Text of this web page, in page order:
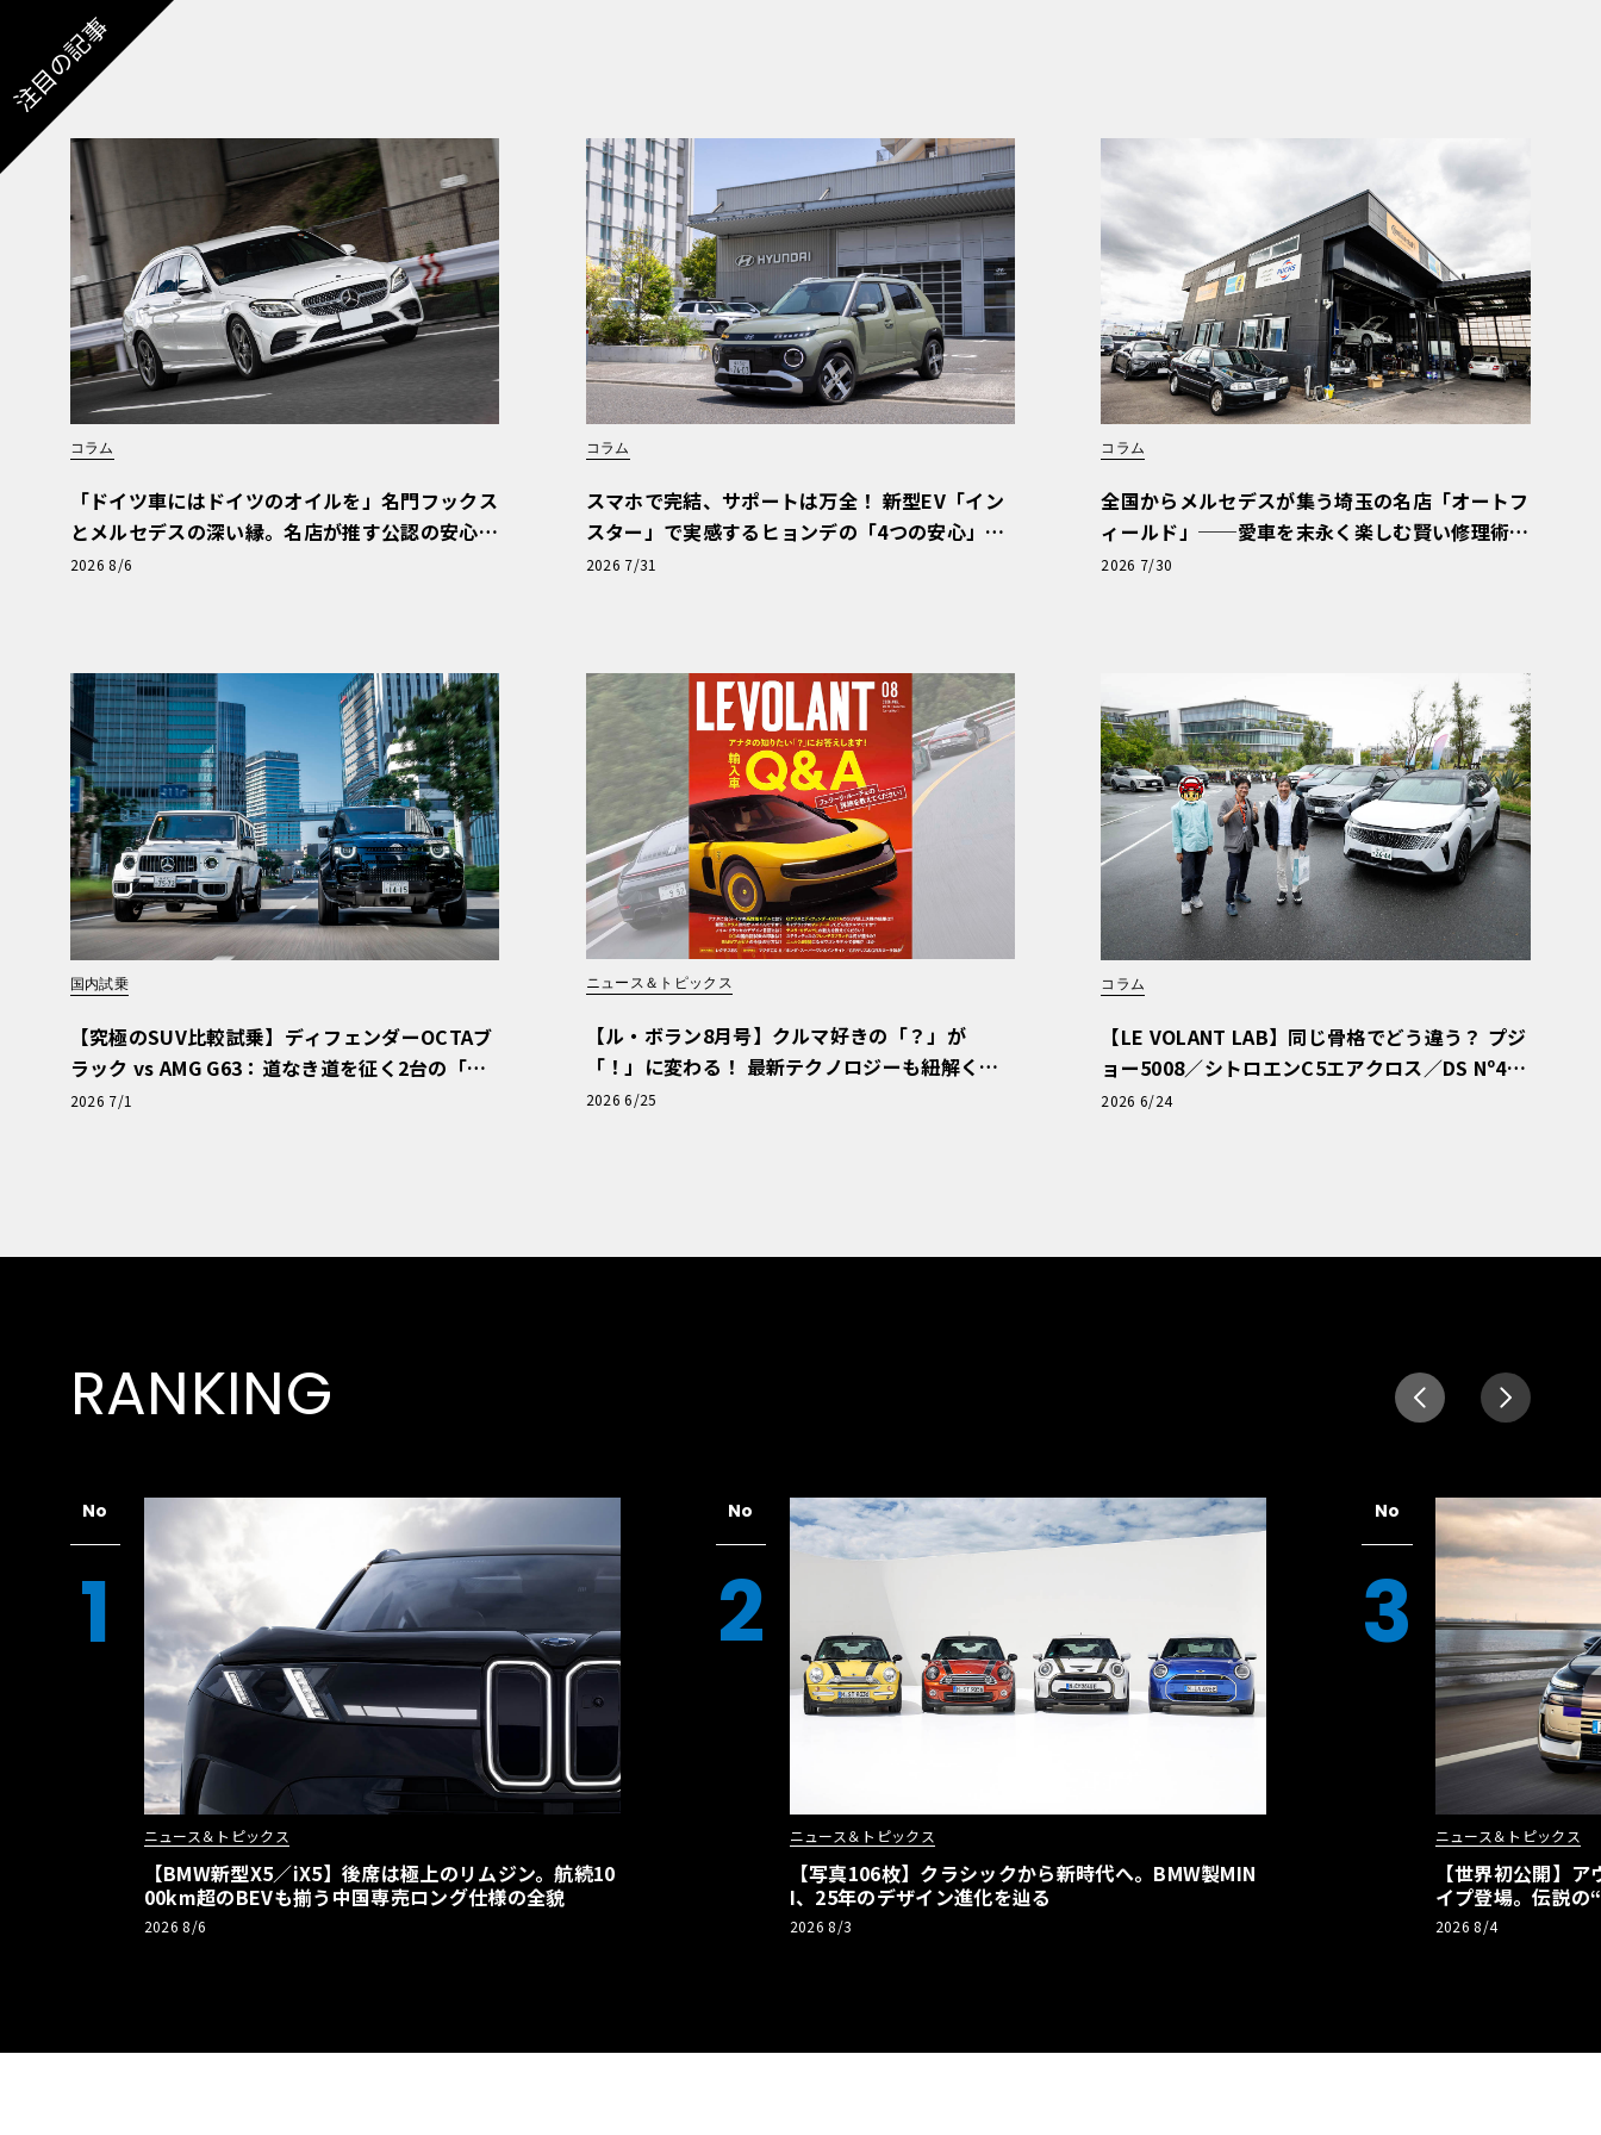
注目の記事
コラム
「ドイツ車にはドイツのオイルを」名門フックス
とメルセデスの深い縁。名店が推す公認の安心
と、Cクラスで味わうシルキーな走り〈PR〉
2026 8/6
コラム
スマホで完結、サポートは万全！ 新型EV「イン
スター」で実感するヒョンデの「4つの安心」
【第1回・ヒョンデ6つの疑問：Why? Hyunda
2026 7/31
コラム
全国からメルセデスが集う埼玉の名店「オートフ
ィールド」──愛車を末永く楽しむ賢い修理術
と、プロがフックス製オイルを選ぶ理由〈PR〉
2026 7/30
国内試乗
【究極のSUV比較試乗】ディフェンダーOCTAブ
ラック vs AMG G63：道なき道を征く2台の「対
極的アプローチ」
2026 7/1
ニュース＆トピックス
【ル・ボラン8月号】クルマ好きの「？」が
「！」に変わる！ 最新テクノロジーも紐解く
「輸入車Q&A」
2026 6/25
コラム
【LE VOLANT LAB】同じ骨格でどう違う？ プジ
ョー5008／シトロエンC5エアクロス／DS Nº4
読者一気乗りレポート
2026 6/24
RANKING
No
1
ニュース＆トピックス
【BMW新型X5／iX5】後席は極上のリムジン。航続10
00km超のBEVも揃う中国専売ロング仕様の全貌
2026 8/6
No
2
ニュース＆トピックス
【写真106枚】クラシックから新時代へ。BMW製MIN
I、25年のデザイン進化を辿る
2026 8/3
No
3
ニュース＆トピックス
【世界初公開】
イプ登場。伝説の
リーBEVとして復
2026 8/4